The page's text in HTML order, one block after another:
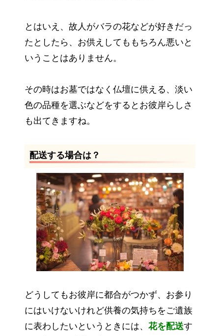
とはいえ、故人がバラの花などが好きだっ
たとしたら、お供えしてももちろん悪いと
いうことはありません。
その時はお墓ではなく仏壇に供える、淡い
色の品種を選ぶなどをするとお彼岸らしさ
も出てきますね。
配送する場合は？
どうしてもお彼岸に都合がつかず、お参り
にはいけないけれど供養の気持ちをご遺族
に表わしたいというときには、 花を配送す